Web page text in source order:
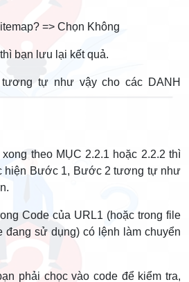
=> Chọn Không
bạn lưu lại kết quả.
tự như vậy cho các DANH
theo MỤC 2.2.1 hoặc 2.2.2 thì
hiện Bước 1, Bước 2 tương tự như
Code của URL1 (hoặc trong file
đang sử dụng) có lệnh làm chuyển
phải chọc vào code để kiểm tra,